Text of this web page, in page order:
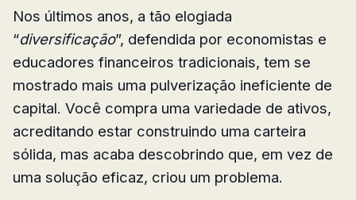
Nos últimos anos, a tão elogiada
“diversificação”, defendida por economistas e
educadores financeiros tradicionais, tem se
mostrado mais uma pulverização ineficiente de
capital. Você compra uma variedade de ativos,
acreditando estar construindo uma carteira
sólida, mas acaba descobrindo que, em vez de
uma solução eficaz, criou um problema.